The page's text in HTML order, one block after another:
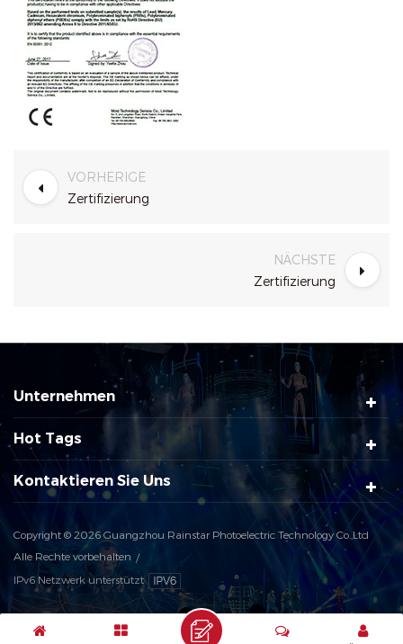
VORHERIGE
Zertifizierung
NÄCHSTE
Zertifizierung
Unternehmen
Hot Tags
Kontaktieren Sie Uns
Copyright © 2026 Guangzhou Rainstar Photoelectric Technology Co.,Ltd
Alle Rechte vorbehalten
IPv6 Netzwerk unterstützt